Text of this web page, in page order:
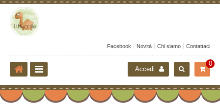
Facebook Novità Chi siamo Contattaci
0
Accedi